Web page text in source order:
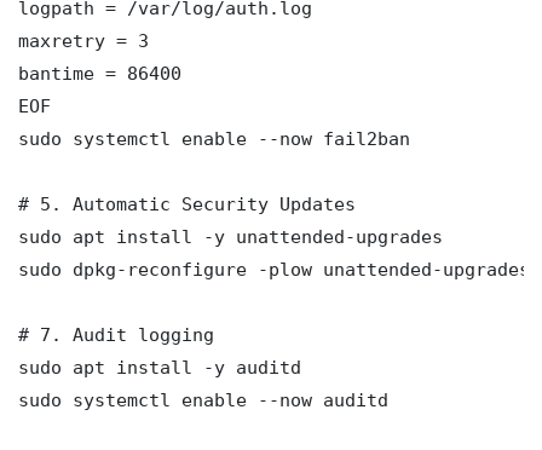
logpath = /var/log/auth.log
maxretry = 3
bantime = 86400
EOF
sudo systemctl enable --now fail2ban
# 5. Automatic Security Updates
sudo apt install -y unattended-upgrades
sudo dpkg-reconfigure -plow unattended-upgrades
# 7. Audit logging
sudo apt install -y auditd
sudo systemctl enable --now auditd